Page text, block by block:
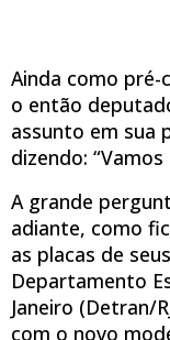
Ainda como pré-
o então
assunto em sua
dizendo:
A grande
adiante, como
as placas de
Departamento
Janeiro (Detran/
com o novo